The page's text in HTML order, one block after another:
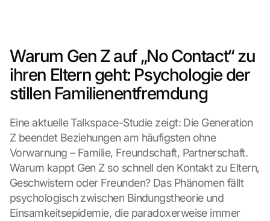
Warum Gen Z auf „No Contact“ zu
ihren Eltern geht: Psychologie der
stillen Familienentfremdung
Eine aktuelle Talkspace-Studie zeigt: Die Generation
Z beendet Beziehungen am häufigsten ohne
Vorwarnung – Familie, Freundschaft, Partnerschaft.
Warum kappt Gen Z so schnell den Kontakt zu Eltern,
Geschwistern oder Freunden? Das Phänomen fällt
psychologisch zwischen Bindungstheorie und
Einsamkeitsepidemie, die paradoxerweise immer